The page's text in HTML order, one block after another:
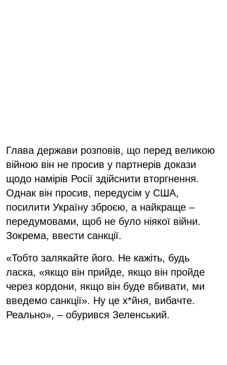
Глава держави розповів, що перед великою
війною він не просив у партнерів докази
щодо намірів Росії здійснити вторгнення.
Однак він просив, передусім у США,
посилити Україну зброєю, а найкраще –
передумовами, щоб не було ніякої війни.
Зокрема, ввести санкції.
«Тобто залякайте його. Не кажіть, будь
ласка, «якщо він прийде, якщо він пройде
через кордони, якщо він буде вбивати, ми
введемо санкції». Ну це х*йня, вибачте.
Реально», – обурився Зеленський.